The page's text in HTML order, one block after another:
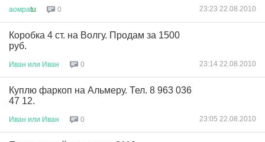
аомраtu 0 23:23 22.08.2010
Коробка 4 ст. на Волгу. Продам за 1500
руб.
Иван или Иван 0 23:14 22.08.2010
Куплю фаркоп на Альмеру. Тел. 8 963 036
47 12.
Иван или Иван 0 23:05 22.08.2010